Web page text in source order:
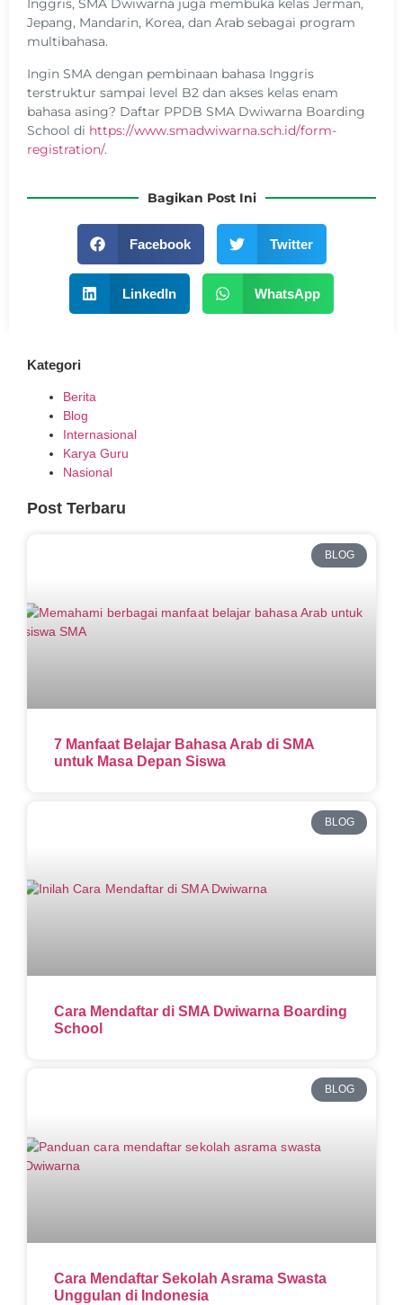
Inggris, SMA Dwiwarna juga membuka kelas Jerman,
Jepang, Mandarin, Korea, dan Arab sebagai program
multibahasa.
Ingin SMA dengan pembinaan bahasa Inggris
terstruktur sampai level B2 dan akses kelas enam
bahasa asing? Daftar PPDB SMA Dwiwarna Boarding
School di https://www.smadwiwarna.sch.id/form-
registration/.
Bagikan Post Ini
Facebook Twitter
LinkedIn WhatsApp
Kategori
Berita
Blog
Internasional
Karya Guru
Nasional
Post Terbaru
BLOG
7 Manfaat Belajar Bahasa Arab di SMA
untuk Masa Depan Siswa
BLOG
Cara Mendaftar di SMA Dwiwarna Boarding
School
BLOG
Cara Mendaftar Sekolah Asrama Swasta
Unggulan di Indonesia